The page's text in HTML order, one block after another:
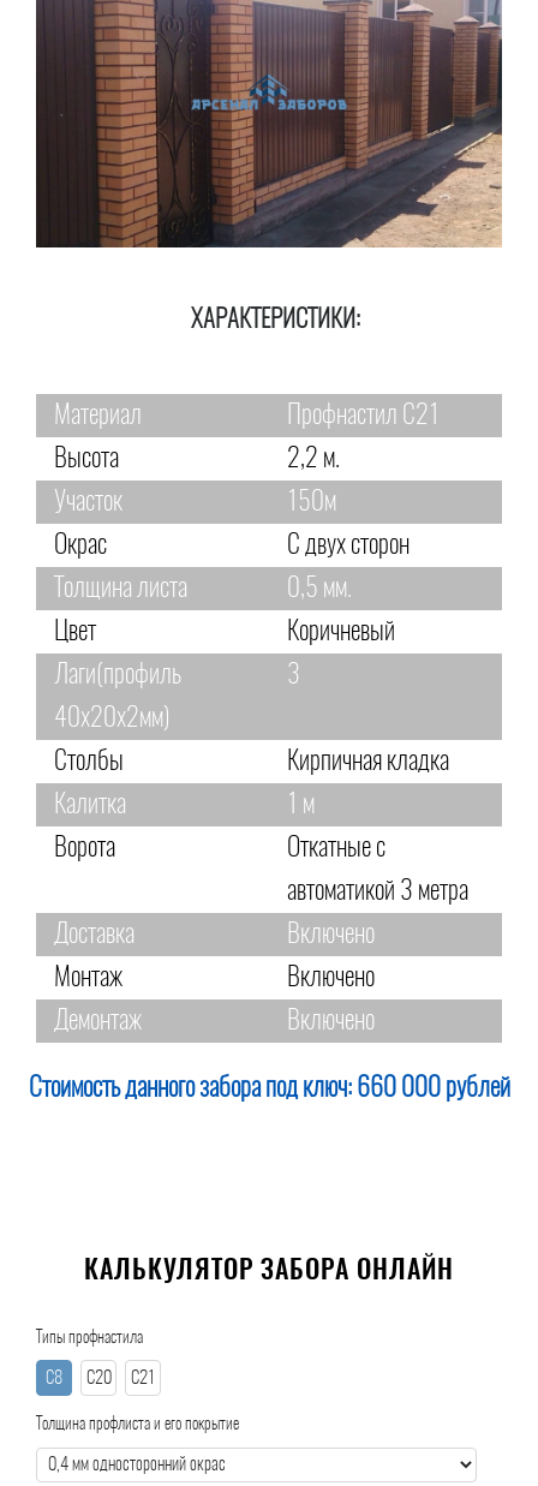
ХАРАКТЕРИСТИКИ:
Материал
Профнастил С21
Высота
2,2 м.
Участок
150м
Окрас
С двух сторон
Толщина листа
0,5 мм.
Цвет
Коричневый
Лаги(профиль
40х20х2мм)
3
Столбы
Кирпичная кладка
Калитка
1 м
Ворота
Откатные с
автоматикой 3 метра
Доставка
Включено
Монтаж
Включено
Демонтаж
Включено
Стоимость данного забора под ключ: 660 000 рублей
КАЛЬКУЛЯТОР ЗАБОРА ОНЛАЙН
Типы профнастила
С8 С20 С21
Толщина профлиста и его покрытие